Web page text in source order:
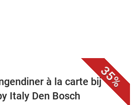
35%
à la carte bij
Italy Den Bosch